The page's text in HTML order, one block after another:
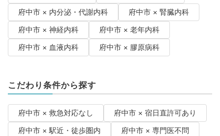
府中市 × 内分泌・代謝内科
府中市 × 腎臓内科
府中市 × 神経内科
府中市 × 老年内科
府中市 × 血液内科
府中市 × 膠原病科
こだわり条件から探す
府中市 × 救急対応なし
府中市 × 宿日直許可あり
府中市 × 駅近・徒歩圏内
府中市 × 専門医不問